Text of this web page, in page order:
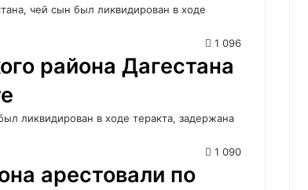
чей сын был ликвидирован в ходе
1 096
района Дагестана
ликвидирован в ходе теракта, задержана
1 090
арестовали по